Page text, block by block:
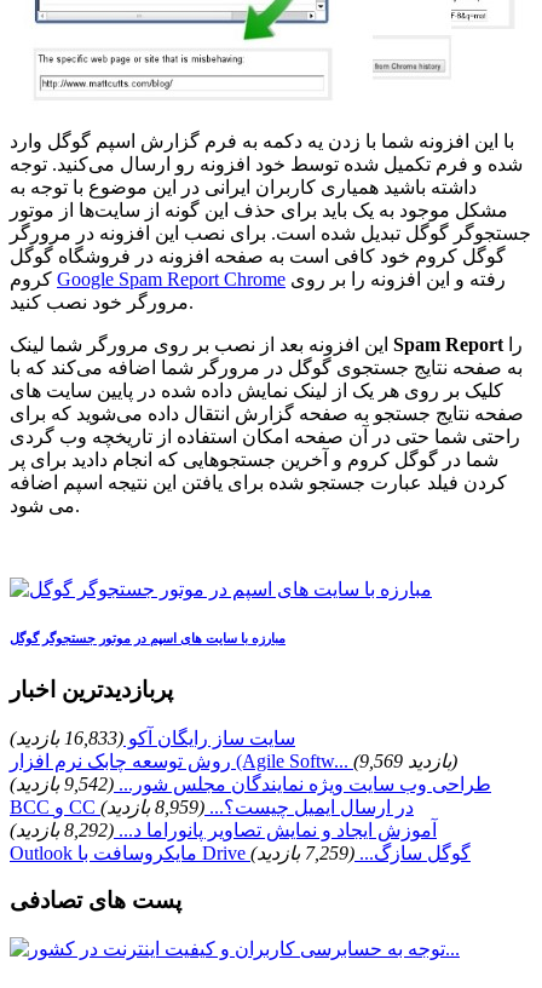
با این افزونه شما با زدن یه دکمه به فرم گزارش اسپم گوگل وارد
شده و فرم تکمیل شده توسط خود افزونه رو ارسال می‌کنید. توجه
داشته باشید همیاری کاربران ایرانی در این موضوع با توجه به
مشکل موجود به یک باید برای حذف این گونه از سایت‌ها از موتور
جستجوگر گوگل تبدیل شده است. برای نصب این افزونه در مرورگر
گوگل کروم خود کافی است به صفحه افزونه در فروشگاه گوگل
Google Spam Report Chrome
مرورگر خود نصب کنید.
Spam Reportرا
به صفحه نتایج جستجوی گوگل در مرورگر شما اضافه می‌کند که با
کلیک بر روی هر یک از لینک نمایش داده شده در پایین سایت های
صفحه نتایج جستجو به صفحه گزارش انتقال داده می‌شوید که برای
راحتی شما حتی در آن صفحه امکان استفاده از تاریخچه وب گردی
شما در گوگل کروم و آخرین جستجوهایی که انجام دادید برای پر
کردن فیلد عبارت جستجو شده برای یافتن این نتیجه اسپم اضافه
می شود.
مبارزه با سایت های اسپم در موتور جستجوگر گوگل
پربازدیدترین اخبار
سایت ساز رایگان آکو (16,833 بازدید)
روش توسعه چابک نرم افزار (Agile Softw...
(9,569 بازدید)
طراحی وب سایت ویژه نمایندگان مجلس شور... (9,542 بازدید)
BCC و CC در ارسال ایمیل چیست؟... (8,959 بازدید)
آموزش ایجاد و نمایش تصاویر پانوراما د... (8,292 بازدید)
Outlook مایکروسافت با Drive گوگل سازگ... (7,259 بازدید)
پست های تصادفی